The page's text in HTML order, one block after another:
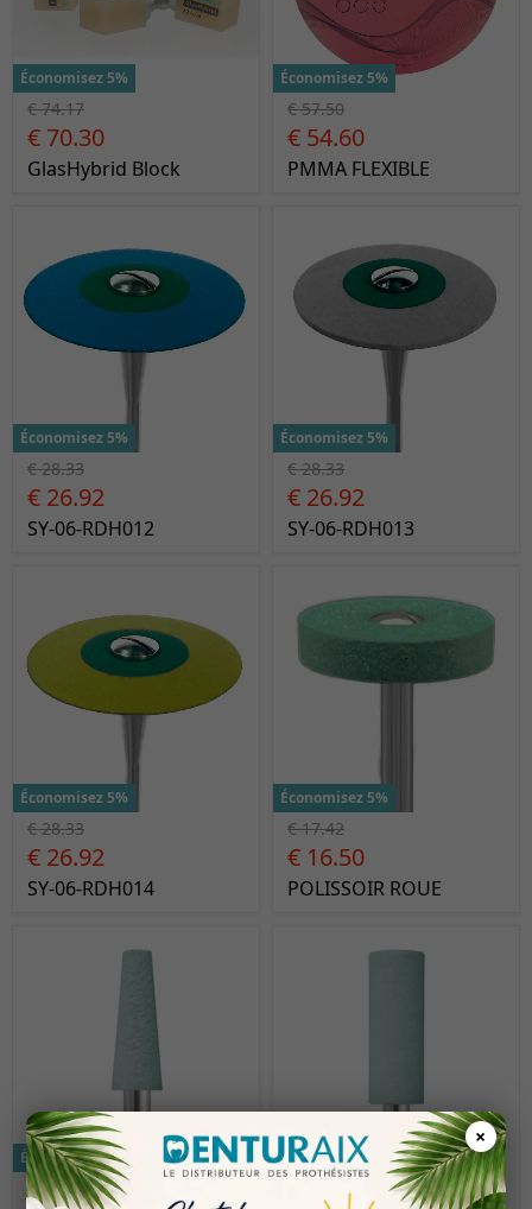
×
Économisez 5%
€ 74.17
€ 70.30
GlasHybrid Block
Économisez 5%
€ 57.50
€ 54.60
PMMA FLEXIBLE
Économisez 5%
€ 28.33
€ 26.92
SY-06-RDH012
Économisez 5%
€ 28.33
€ 26.92
SY-06-RDH013
Économisez 5%
€ 28.33
€ 26.92
SY-06-RDH014
Économisez 5%
€ 17.42
€ 16.50
POLISSOIR ROUE
Économisez 5%
€ 14.92
Économisez 5%